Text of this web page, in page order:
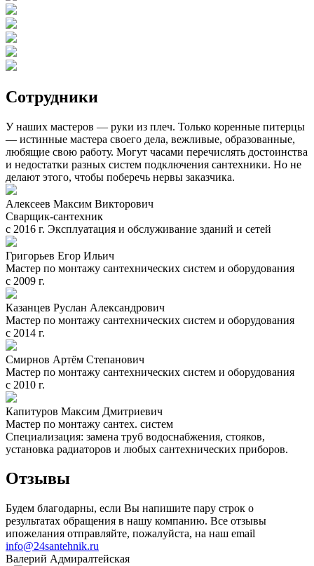
Сотрудники
У наших мастеров — руки из плеч. Только коренные питерцы
— истинные мастера своего дела, вежливые, образованные,
любящие свою работу. Могут часами перечислять достоинства
и недостатки разных систем подключения сантехники. Но не
делают этого, чтобы поберечь нервы заказчика.
Алексеев Максим Викторович
Сварщик-сантехник
с 2016 г. Эксплуатация и обслуживание зданий и сетей
Григорьев Егор Ильич
Мастер по монтажу сантехнических систем и оборудования
с 2009 г.
Казанцев Руслан Александрович
Мастер по монтажу сантехнических систем и оборудования
с 2014 г.
Смирнов Артём Степанович
Мастер по монтажу сантехнических систем и оборудования
с 2010 г.
Капитуров Максим Дмитриевич
Мастер по монтажу сантех. систем
Специализация: замена труб водоснабжения, стояков,
установка радиаторов и любых сантехнических приборов.
Отзывы
Будем благодарны, если Вы напишите пару строк о
результатах обращения в нашу компанию. Все отзывы
ипожелания отправляйте, пожалуйста, на наш email
info@24santehnik.ru
Валерий Адмиралтейская